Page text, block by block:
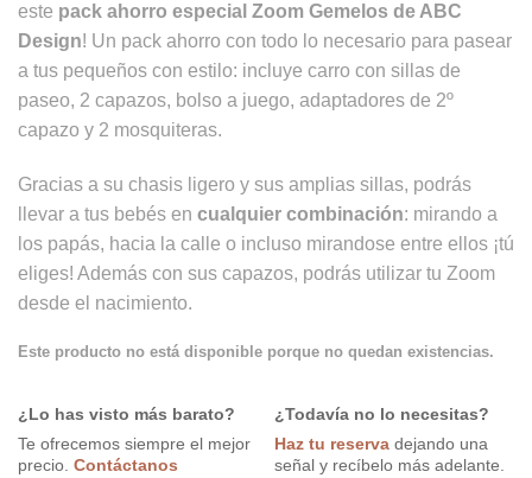
este pack ahorro especial Zoom Gemelos de ABC
Design! Un pack ahorro con todo lo necesario para pasear
a tus pequeños con estilo: incluye carro con sillas de
paseo, 2 capazos, bolso a juego, adaptadores de 2º
capazo y 2 mosquiteras.
Gracias a su chasis ligero y sus amplias sillas, podrás
llevar a tus bebés en cualquier combinación: mirando a
los papás, hacia la calle o incluso mirandose entre ellos ¡tú
eliges! Además con sus capazos, podrás utilizar tu Zoom
desde el nacimiento.
Este producto no está disponible porque no quedan existencias.
¿Lo has visto más barato?
Te ofrecemos siempre el mejor
precio. Contáctanos
¿Todavía no lo necesitas?
Haz tu reserva dejando una
señal y recíbelo más adelante.